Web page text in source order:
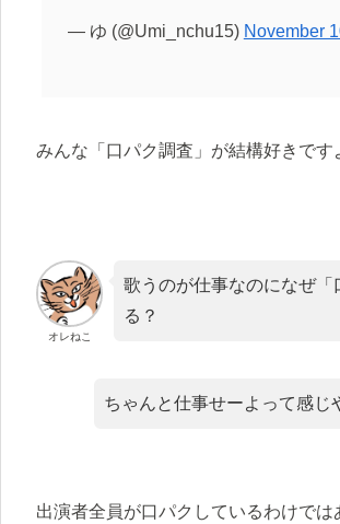
— ゆ (@Umi_nchu15) November
みんな「口パク調査」が結構好きです
オレねこ
歌うのが仕事なのになぜ「
る？
ちゃんと仕事せーよって感じ
出演者全員が口パクしているわけでは